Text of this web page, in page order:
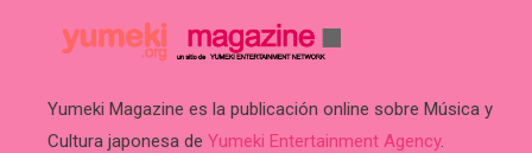
Yumeki Magazine es la publicación online sobre Música y
Cultura japonesa de Yumeki Entertainment Agency.